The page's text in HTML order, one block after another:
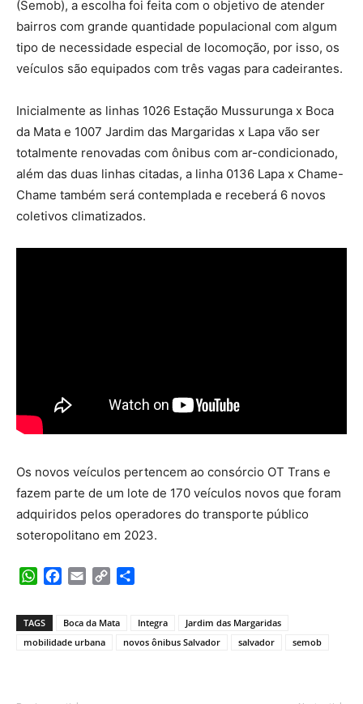
(Semob), a escolha foi feita com o objetivo de atender
bairros com grande quantidade populacional com algum
tipo de necessidade especial de locomoção, por isso, os
veículos são equipados com três vagas para cadeirantes.
Inicialmente as linhas 1026 Estação Mussurunga x Boca
da Mata e 1007 Jardim das Margaridas x Lapa vão ser
totalmente renovadas com ônibus com ar-condicionado,
além das duas linhas citadas, a linha 0136 Lapa x Chame-
Chame também será contemplada e receberá 6 novos
coletivos climatizados.
Os novos veículos pertencem ao consórcio OT Trans e
fazem parte de um lote de 170 veículos novos que foram
adquiridos pelos operadores do transporte público
soteropolitano em 2023.
WhatsApp
Facebook
Email Copy
TAGS Boca da Mata Integra
Jardim das Margaridas
mobilidade urbana
novos ônibus Salvador salvador semob